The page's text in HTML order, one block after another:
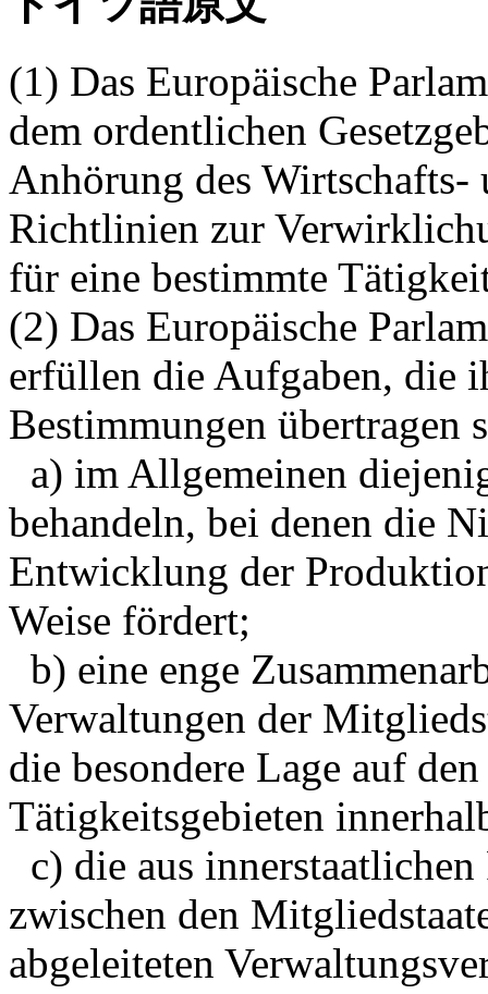
(1) Das Europäische
dem ordentlichen
Anhörung des Wirtschafts-
Richtlinien zur
für eine bestimmte
(2) Das Europäische
erfüllen die Aufgaben, die
Bestimmungen übertragen
a) im Allgemeinen
behandeln, bei denen die
Entwicklung der
Weise fördert;
b) eine enge
Verwaltungen der
die besondere Lage auf
Tätigkeitsgebieten
c) die aus
zwischen den
abgeleiteten